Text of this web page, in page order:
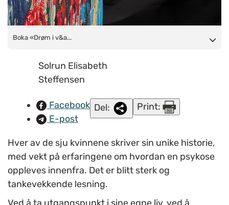
Boka «Drøm i våken tilstand», Gunn Helen Kristiansen, Siv
Helen Rydheim)
Boka «Drøm i v&a...
Solrun Elisabeth
Steffensen
Facebook
E-post
Del: Print:
Hver av de sju kvinnene skriver sin unike historie,
med vekt på erfaringene om hvordan en psykose
oppleves innenfra. Det er blitt sterk og
tankevekkende lesning.